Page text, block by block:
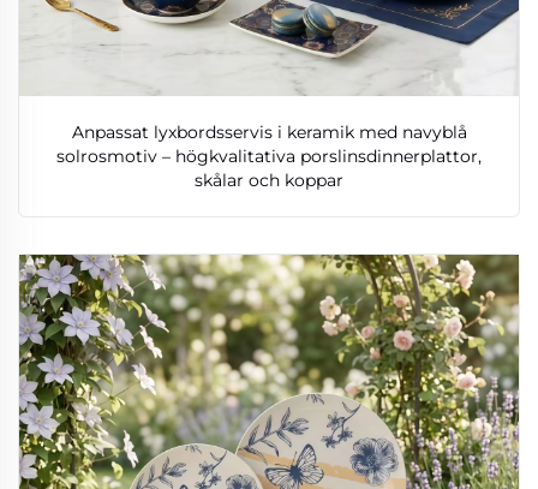
Anpassat lyxbordsservis i keramik med navyblå
solrosmotiv – högkvalitativa porslinsdinnerplattor,
skålar och koppar